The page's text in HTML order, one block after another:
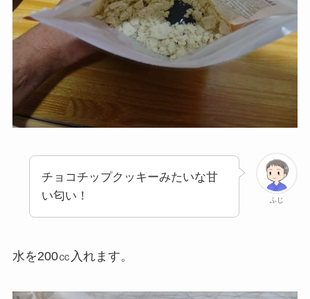
ふじ
チョコチップクッキーみたいな甘
い匂い！
水を200㏄入れます。